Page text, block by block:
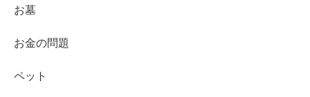
お墓
お金の問題
ペット